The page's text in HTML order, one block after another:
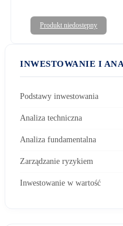
Produkt niedostępny
INWESTOWANIE I
Podstawy inwestowania
Analiza techniczna
Analiza fundamentalna
Zarządzanie ryzykiem
Inwestowanie w wartość